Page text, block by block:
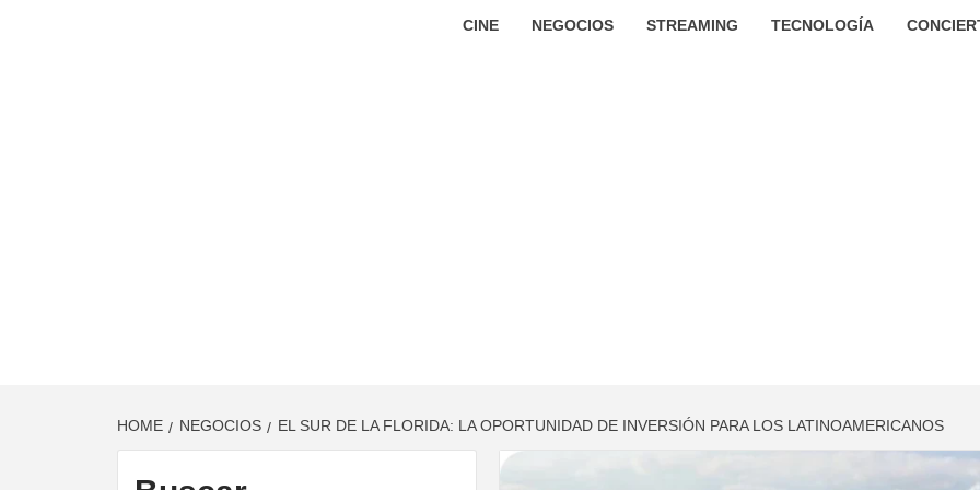
CINE NEGOCIOS STREAMING TECNOLOGÍA
HOME NEGOCIOS EL SUR DE LA FLORIDA: LA OPORTUNIDAD DE INVERSIÓN PARA LOS LATINOAMERICANOS